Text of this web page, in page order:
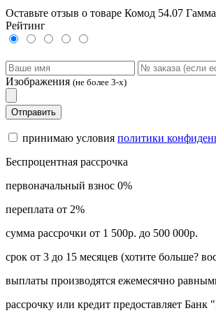
Оставьте отзыв о товаре Комод 54.07
Рейтинг
Изображения (не более 3-х)
Отправить
принимаю условия политики
Беспроцентная рассрочка
первоначальный взнос 0%
переплата от 2%
сумма рассрочки от 1 500р. до 500 000р.
срок от 3 до 15 месяцев (хотите больше?
выплаты производятся ежемесячно
рассрочку или кредит предоставляет Банк